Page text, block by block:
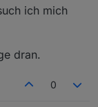
ich mich
dran.
0